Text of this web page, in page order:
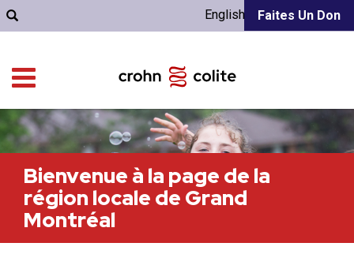
Faites Un Don
English
Bienvenue à la page de la
région locale de Grand
Montréal